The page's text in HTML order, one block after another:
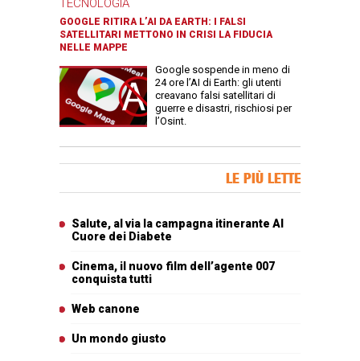
TECNOLOGIA
GOOGLE RITIRA L’AI DA EARTH: I FALSI
SATELLITARI METTONO IN CRISI LA FIDUCIA
NELLE MAPPE
Google sospende in meno di
24 ore l’AI di Earth: gli utenti
creavano falsi satellitari di
guerre e disastri, rischiosi per
l’Osint.
LE PIÙ LETTE
Salute, al via la campagna itinerante Al
Cuore dei Diabete
Cinema, il nuovo film dell’agente 007
conquista tutti
Web canone
Un mondo giusto